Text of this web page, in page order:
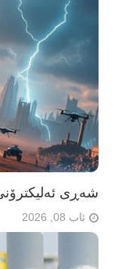
شەڕی
ئاب 08, 2026